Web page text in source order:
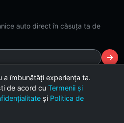
auto direct în căsuța ta de
rezervate. Made with ❤️ for car
a îmbunătăți experiența ta.
de acord cu Termenii și
și Politica de